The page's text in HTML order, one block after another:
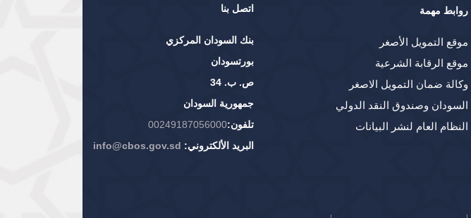
اتصل بنا
بنك السودان المركزي
بورتسودان
ص. ب. 34
جمهورية السودان
تلفون:00249187056000
البريد الألكتروني: info@cbos.gov.sd
روابط مهمة
موقع التمويل الأصغر
موقع الرقابة الشرعية
وكالة ضمان التمويل الاصغر
السودان وصندوق النقد الدولي
النظام العام لنشر البيانات